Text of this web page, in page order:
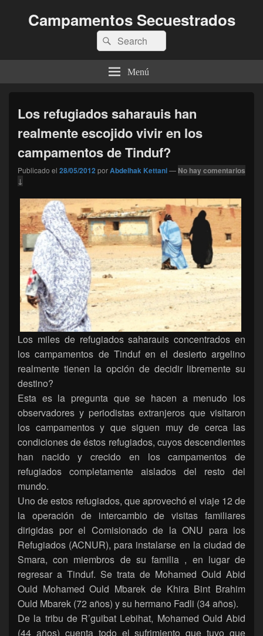
Campamentos Secuestrados
Buscar
por:
Buscar
Menú
Los refugiados saharauis han
realmente escojido vivir en los
campamentos de Tinduf?
Publicado el 28/05/2012 porAbdelhak Kettani— No hay comentarios
↓
Los miles de refugiados saharauis concentrados en
los campamentos de Tinduf en el desierto argelino
realmente tienen la opción de decidir libremente su
destino?
Esta es la pregunta que se hacen a menudo los
observadores y periodistas extranjeros que visitaron
los campamentos y que siguen muy de cerca las
condiciones de éstos refugiados, cuyos descendientes
han nacido y crecido en los campamentos de
refugiados completamente aislados del resto del
mundo.
Uno de estos refugiados, que aprovechó el viaje 12 de
la operación de intercambio de visitas familiares
dirigidas por el Comisionado de la ONU para los
Refugiados (ACNUR), para instalarse en la ciudad de
Smara, con miembros de su familia , en lugar de
regresar a Tinduf. Se trata de Mohamed Ould Abid
Ould Mohamed Ould Mbarek de Khira Bint Brahim
Ould Mbarek (72 años) y su hermano Fadli (34 años).
De la tribu de R’guibat Lebihat, Mohamed Ould Abid
(44 años) cuenta todo el sufrimiento que tuvo que